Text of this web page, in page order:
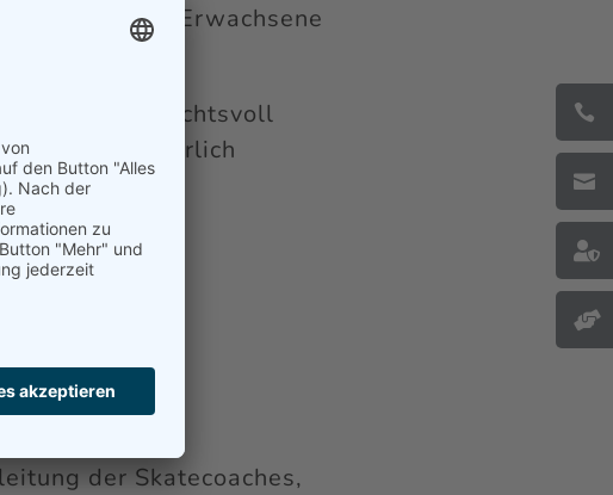
und junge Erwachsene
wird rücksichtsvoll
sind natürlich
der Skatecoaches,



